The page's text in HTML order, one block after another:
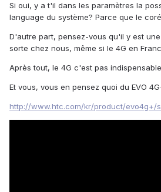
Si oui, y a t'il dans les paramètres la
language du système? Parce que le
D'autre part, pensez-vous qu'il y est
sorte chez nous, même si le 4G en
Après tout, le 4G c'est pas
Et vous, vous en pensez quoi du EVO
http://www.htc.com/kr/product/evo4g+/